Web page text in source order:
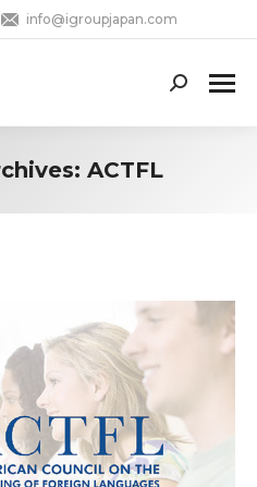
info@igroupjapan.com
Search:
ACTFL